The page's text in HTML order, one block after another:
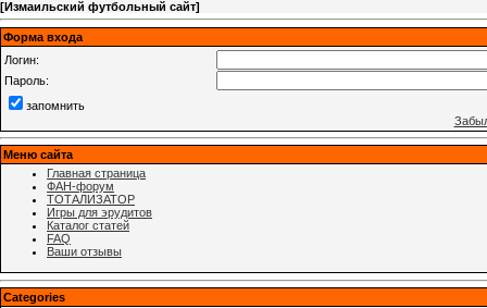
[Измаильский футбольный сайт]
Форма входа
Логин:
Пароль:
запомнить
Меню сайта
Главная страница
ФАН-форум
ТОТАЛИЗАТОР
Игры для эрудитов
Каталог статей
FAQ
Ваши отзывы
Categories